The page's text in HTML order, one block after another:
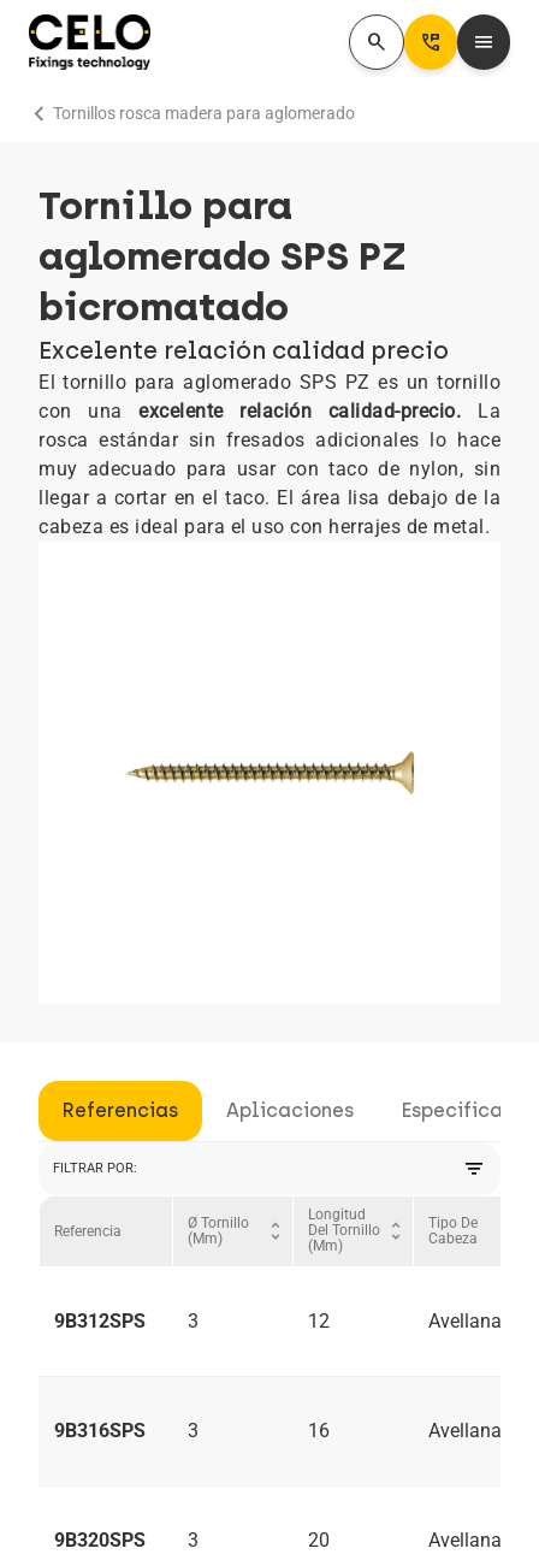
search Perm_Phone_Msg menu
Tornillos rosca madera para aglomerado
chevron_right
Tornillo para
aglomerado SPS PZ
bicromatado
Excelente relación calidad precio
El tornillo para aglomerado SPS PZ es un tornillo
con unaexcelente relación calidad-precio. La
rosca estándar sin fresados adicionales lo hace
muy adecuado para usar con taco de nylon, sin
llegar a cortar en el taco. El área lisa debajo de la
cabeza es ideal para el uso con herrajes de metal.
Referencias Aplicaciones
FILTRAR POR: filter_list
Referencia
Ø Tornillo
(mm)
unfold_more
Longitud
Del Tornillo
(mm)
unfold_more
Tipo De
Cabeza
9B312SPS 3 12 Avellanado
9B316SPS 3 16 Avellanado
9B320SPS 3 20 Avellanado